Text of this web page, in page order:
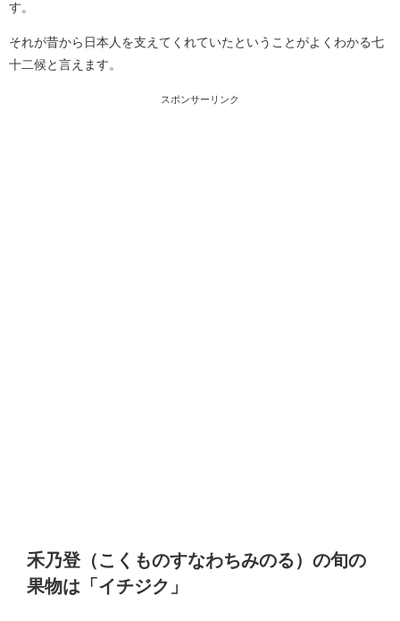
す。
それが昔から日本人を支えてくれていたということがよくわかる七
十二候と言えます。
スポンサーリンク
禾乃登（こくものすなわちみのる）の旬の
果物は「イチジク」